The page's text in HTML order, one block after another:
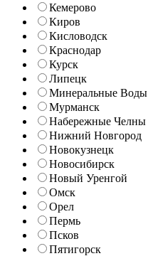
Кемерово
Киров
Кисловодск
Краснодар
Курск
Липецк
Минеральные Воды
Мурманск
Набережные Челны
Нижний Новгород
Новокузнецк
Новосибирск
Новый Уренгой
Омск
Орел
Пермь
Псков
Пятигорск